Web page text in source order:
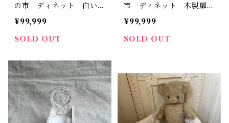
の市 ディネット 白い食
器の６点セット 陶器 箱
入り ビンテージ【415】
【フランスバイヤーセレク
¥99,999
SOLD OUT
市 ディネット 木製扉付
きガラス戸棚 ビンテージ
【431】【フランスバイヤ
ーセレクト品】
¥99,999
SOLD OUT